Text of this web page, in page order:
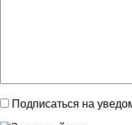
Подписаться на